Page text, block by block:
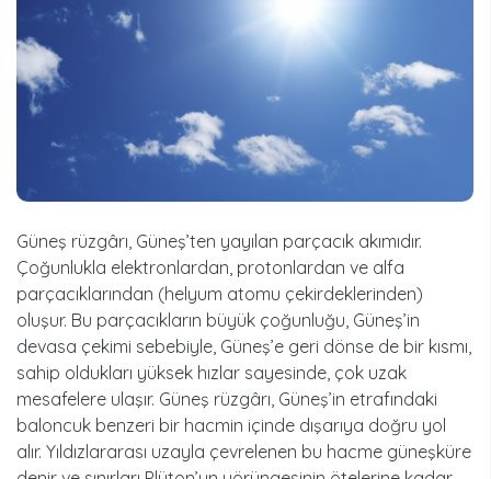
Güneş rüzgârı, Güneş’ten yayılan parçacık akımıdır.
Çoğunlukla elektronlardan, protonlardan ve alfa
parçacıklarından (helyum atomu çekirdeklerinden)
oluşur. Bu parçacıkların büyük çoğunluğu, Güneş’in
devasa çekimi sebebiyle, Güneş’e geri dönse de bir kısmı,
sahip oldukları yüksek hızlar sayesinde, çok uzak
mesafelere ulaşır. Güneş rüzgârı, Güneş’in etrafındaki
baloncuk benzeri bir hacmin içinde dışarıya doğru yol
alır. Yıldızlararası uzayla çevrelenen bu hacme güneşküre